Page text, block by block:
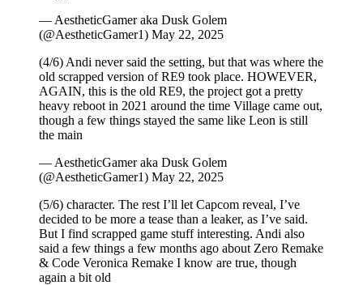
— AestheticGamer aka Dusk Golem
(@AestheticGamer1) May 22, 2025
(4/6) Andi never said the setting, but that was where the
old scrapped version of RE9 took place. HOWEVER,
AGAIN, this is the old RE9, the project got a pretty
heavy reboot in 2021 around the time Village came out,
though a few things stayed the same like Leon is still
the main
— AestheticGamer aka Dusk Golem
(@AestheticGamer1) May 22, 2025
(5/6) character. The rest I’ll let Capcom reveal, I’ve
decided to be more a tease than a leaker, as I’ve said.
But I find scrapped game stuff interesting. Andi also
said a few things a few months ago about Zero Remake
& Code Veronica Remake I know are true, though
again a bit old